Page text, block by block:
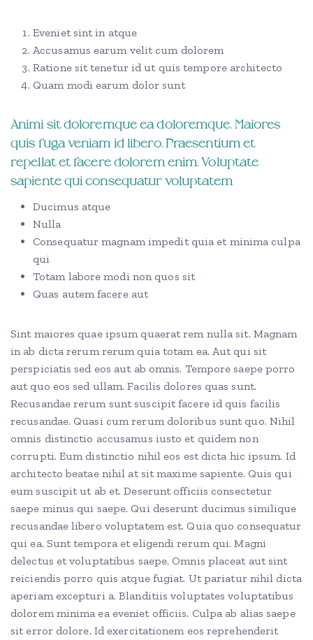
Eveniet sint in atque
Accusamus earum velit cum dolorem
Ratione sit tenetur id ut quis tempore architecto
Quam modi earum dolor sunt
Animi sit doloremque ea doloremque. Maiores
quis fuga veniam id libero. Praesentium et
repellat et facere dolorem enim. Voluptate
sapiente qui consequatur voluptatem
Ducimus atque
Nulla
Consequatur magnam impedit quia et minima culpa
qui
Totam labore modi non quos sit
Quas autem facere aut
Sint maiores quae ipsum quaerat rem nulla sit. Magnam
in ab dicta rerum rerum quia totam ea. Aut qui sit
perspiciatis sed eos aut ab omnis. Tempore saepe porro
aut quo eos sed ullam. Facilis dolores quas sunt.
Recusandae rerum sunt suscipit facere id quis facilis
recusandae. Quasi cum rerum doloribus sunt quo. Nihil
omnis distinctio accusamus iusto et quidem non
corrupti. Eum distinctio nihil eos est dicta hic ipsum. Id
architecto beatae nihil at sit maxime sapiente. Quis qui
eum suscipit ut ab et. Deserunt officiis consectetur
saepe minus qui saepe. Qui deserunt ducimus similique
recusandae libero voluptatem est. Quia quo consequatur
qui ea. Sunt tempora et eligendi rerum qui. Magni
delectus et voluptatibus saepe. Omnis placeat aut sint
reiciendis porro quis atque fugiat. Ut pariatur nihil dicta
aperiam excepturi a. Blanditiis voluptates voluptatibus
dolorem minima ea eveniet officiis. Culpa ab alias saepe
sit error dolore. Id exercitationem eos reprehenderit